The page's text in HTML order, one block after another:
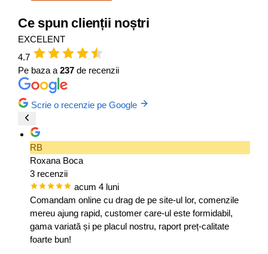
Ce spun clienții noștri
EXCELENT
4.7
Pe baza a 237 de recenzii
Scrie o recenzie pe Google
RB
Roxana Boca
3 recenzii
acum 4 luni
Comandam online cu drag de pe site-ul lor, comenzile
mereu ajung rapid, customer care-ul este formidabil,
gama variată și pe placul nostru, raport preț-calitate
foarte bun!